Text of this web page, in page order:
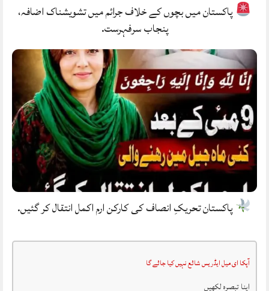
پاکستان میں بچوں کے خلاف جرائم میں تشویشناک اضافہ،
پنجاب سرفہرست.
پاکستان تحریکِ انصاف کی کارکن ارم اکمل انتقال کر گئیں.
آپکا ای میل ایڈریس شائع نہیں کیا جائے گا
اپنا تبصرہ لکھیں